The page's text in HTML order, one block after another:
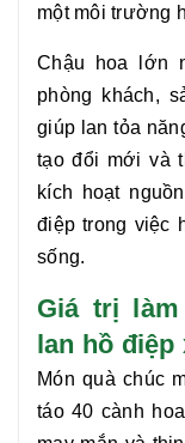
một môi trường
Chậu hoa lớn
phòng khách,
giúp lan tỏa
tạo đổi mới và
kích hoạt
điệp trong việc
sống.
Giá trị
lan hồ điệp
Món quà chúc
táo 40 cành